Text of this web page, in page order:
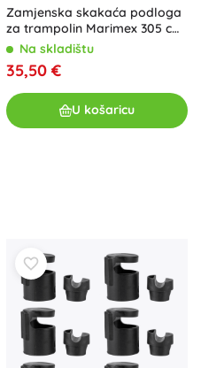
Zamjenska skakaća podloga
za trampolin Marimex 305 cm
(64 opruge, promjer 260 cm)
Na skladištu
35,50 €
U košaricu